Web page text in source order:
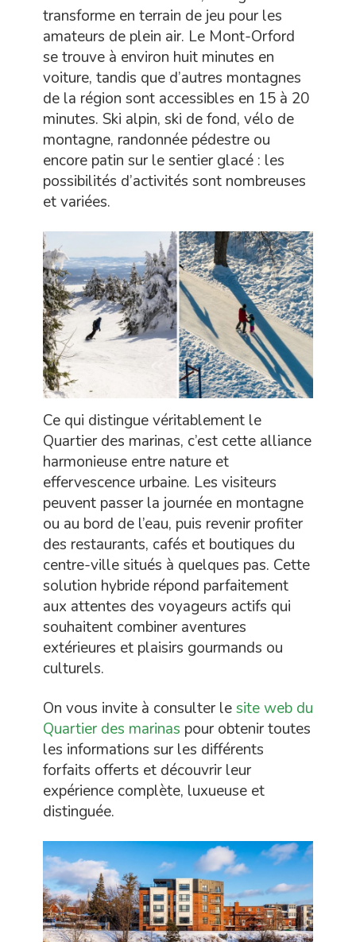
transforme en terrain de jeu pour les
amateurs de plein air. Le Mont-Orford
se trouve à environ huit minutes en
voiture, tandis que d’autres montagnes
de la région sont accessibles en 15 à 20
minutes. Ski alpin, ski de fond, vélo de
montagne, randonnée pédestre ou
encore patin sur le sentier glacé : les
possibilités d’activités sont nombreuses
et variées.
Ce qui distingue véritablement le
Quartier des marinas, c’est cette alliance
harmonieuse entre nature et
effervescence urbaine. Les visiteurs
peuvent passer la journée en montagne
ou au bord de l’eau, puis revenir profiter
des restaurants, cafés et boutiques du
centre-ville situés à quelques pas. Cette
solution hybride répond parfaitement
aux attentes des voyageurs actifs qui
souhaitent combiner aventures
extérieures et plaisirs gourmands ou
culturels.
On vous invite à consulter lesite web du
Quartier des marinas pour obtenir toutes
les informations sur les différents
forfaits offerts et découvrir leur
expérience complète, luxueuse et
distinguée.